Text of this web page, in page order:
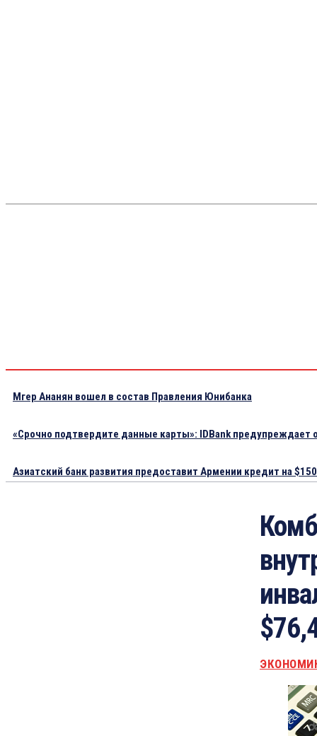
Мгер Ананян вошел в состав Правления Юнибанка
«Срочно подтвердите данные карты»: IDBank предупреждает
Азиатский банк развития предоставит Армении кредит на